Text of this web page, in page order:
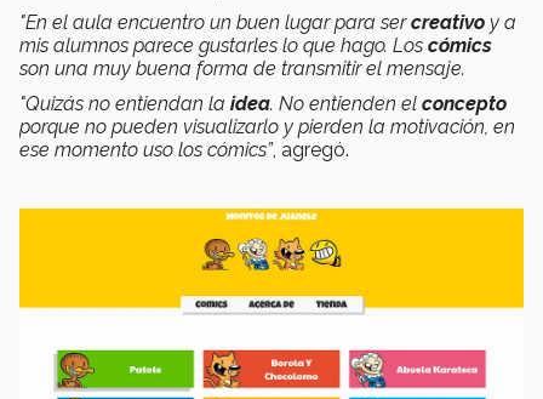
"En el aula encuentro un buen lugar para sercreativo y a
mis alumnos parece gustarles lo que hago. Los cómics
son una muy buena forma de transmitir el mensaje.
"Quizás no entiendan la idea. No entienden el concepto
porque no pueden visualizarlo y pierden la motivación, en
ese momento uso los cómics”, agregó.